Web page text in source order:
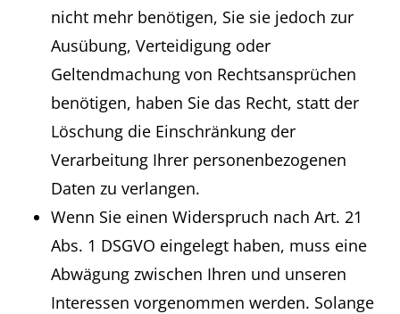
nicht mehr benötigen, Sie sie jedoch zur
Ausübung, Verteidigung oder
Geltendmachung von Rechtsansprüchen
benötigen, haben Sie das Recht, statt der
Löschung die Einschränkung der
Verarbeitung Ihrer personenbezogenen
Daten zu verlangen.
Wenn Sie einen Widerspruch nach Art. 21
Abs. 1 DSGVO eingelegt haben, muss eine
Abwägung zwischen Ihren und unseren
Interessen vorgenommen werden. Solange